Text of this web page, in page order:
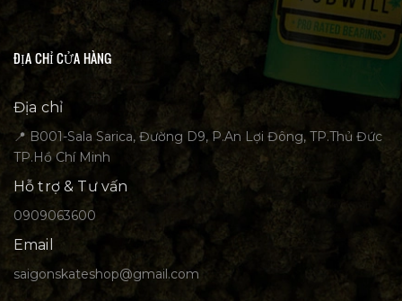
ĐỊA CHỈ CỬA HÀNG
Địa chỉ
📍 B001-Sala Sarica, Đường D9, P.An Lợi Đông, TP.Thủ Đức
TP.Hồ Chí Minh
Hỗ trợ & Tư vấn
0909063600
Email
saigonskateshop@gmail.com